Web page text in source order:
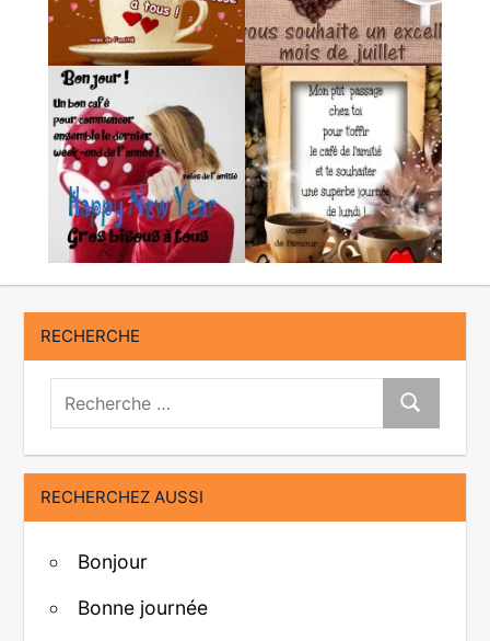
RECHERCHE
Recherche:
Recherche
RECHERCHEZ AUSSI
Bonjour
Bonne journée